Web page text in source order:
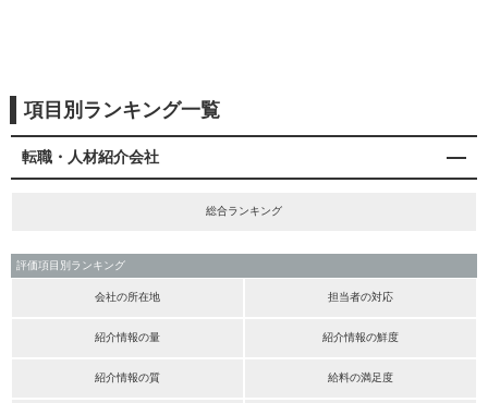
項目別ランキング一覧
転職・人材紹介会社
総合ランキング
評価項目別ランキング
会社の所在地 担当者の対応
紹介情報の量 紹介情報の鮮度
紹介情報の質 給料の満足度